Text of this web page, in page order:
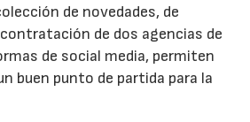
de novedades, de
de dos agencias de
de social media, permiten
buen punto de partida para la